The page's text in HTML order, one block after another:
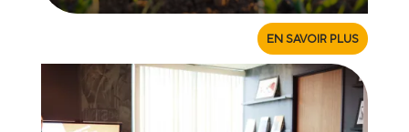
EN SAVOIR PLUS